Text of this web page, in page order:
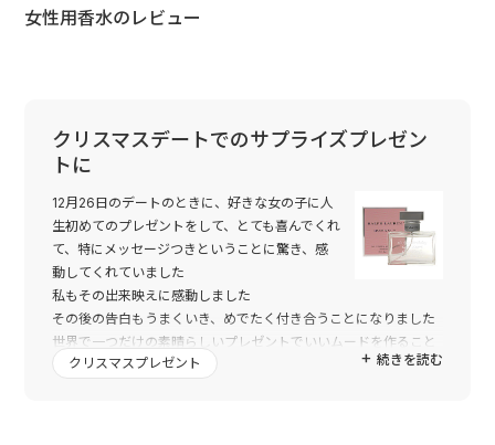
女性用香水のレビュー
クリスマスデートでのサプライズプレゼン
トに
12月26日のデートのときに、好きな女の子に人
生初めてのプレゼントをして、とても喜んでくれ
て、特にメッセージつきということに驚き、感
動してくれていました
私もその出来映えに感動しました
その後の告白もうまくいき、めでたく付き合うことになりました
世界で一つだけの素晴らしいプレゼントでいいムードを作ること
ができ、トゥーユーのみなさまに感謝の気持ちでいっぱいです
続きを読む
クリスマスプレゼント